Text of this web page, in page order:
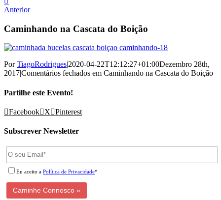
Anterior
Caminhando na Cascata do Boição
PorTiagoRodrigues|2020-04-22T12:12:27+01:00Dezembro 28th,
2017|Comentários fechados em Caminhando na Cascata do Boição
Partilhe este Evento!
Facebook X Pinterest
Subscrever Newsletter
Eu aceito a Política de Privacidade*